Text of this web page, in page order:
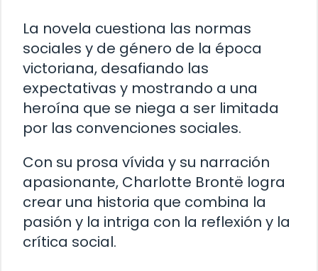
La novela cuestiona las normas
sociales y de género de la época
victoriana, desafiando las
expectativas y mostrando a una
heroína que se niega a ser limitada
por las convenciones sociales.
Con su prosa vívida y su narración
apasionante, Charlotte Brontë logra
crear una historia que combina la
pasión y la intriga con la reflexión y la
crítica social.